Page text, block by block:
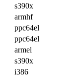
s390x
armhf
ppc64el
ppc64el
armel
s390x
i386